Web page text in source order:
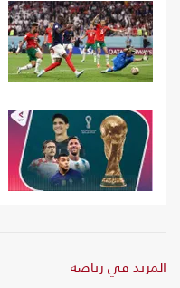
المزيد في رياضة